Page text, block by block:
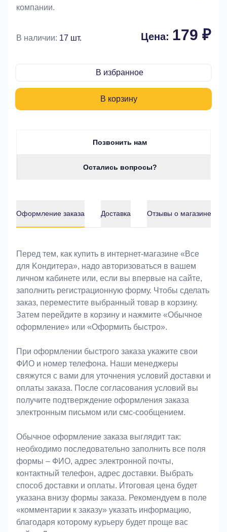
компании.
В наличии: 17 шт. Цена: 179 ₽
В избранное
В корзину
Позвонить нам
Остались вопросы?
Оформление заказа Доставка Отзывы о магазине
Оформление заказа
Перед тем, как купить в интернет-магазине «Bce
для Koндитeрa», надо авторизоваться в вашем
личном кабинете или, если вы впервые на сайте,
заполнить регистрационную форму. Чтобы сделать
заказ, переместите выбранный товар в корзину.
Затем перейдите в корзину и нажмите «Обычное
оформление» или «Оформить быстро».
При оформлении быстрого заказа укажите свои
ФИО и номер телефона. Наши менеджеры
свяжутся с вами для уточнения условий доставки и
оплаты заказа. После согласования условий вы
получите подтверждение оформления заказа
электронным письмом или смс-сообщением.
Обычное оформление заказа выглядит так:
необходимо последовательно заполнить все поля
формы – ФИО, адрес электронной почты,
контактный телефон, адрес доставки. Выбрать
способ доставки и оплаты. Итоговая цена будет
указана внизу формы заказа. Рекомендуем в поле
«комментарии к заказу» указать информацию,
благодаря которому курьеру будет проще вас